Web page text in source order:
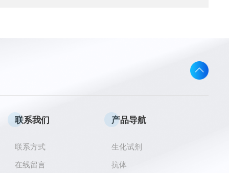
联系我们
联系方式
在线留言
产品导航
生化试剂
抗体